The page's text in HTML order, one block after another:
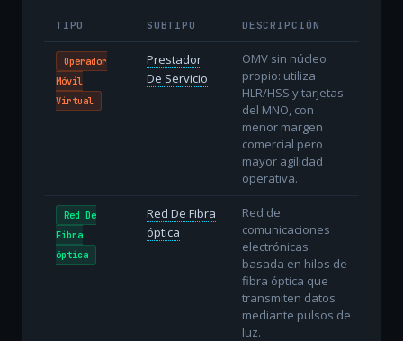
TIPO SUBTIPO DESCRIPCIÓN
Operador
Móvil
Virtual
Prestador
De Servicio
OMV sin núcleo
propio: utiliza
HLR/HSS y tarjetas
del MNO, con
menor margen
comercial pero
mayor agilidad
operativa.
Red De
Fibra
óptica
Red De Fibra
óptica
Red de
comunicaciones
electrónicas
basada en hilos de
fibra óptica que
transmiten datos
mediante pulsos de
luz.